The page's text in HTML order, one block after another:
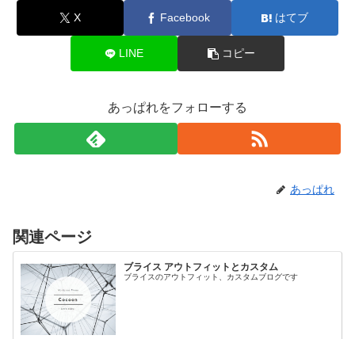
X Facebook はてブ
LINE コピー
あっぱれをフォローする
あっぱれ
関連ページ
ブライス アウトフィットとカスタム
ブライスのアウトフィット、カスタムブログです